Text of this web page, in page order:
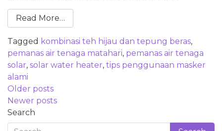
Read More…
Tagged kombinasi teh hijau dan tepung beras,
pemanas air tenaga matahari, pemanas air tenaga
solar, solar water heater, tips penggunaan masker
alami
Posts
navigation
Older posts
Newer posts
Search